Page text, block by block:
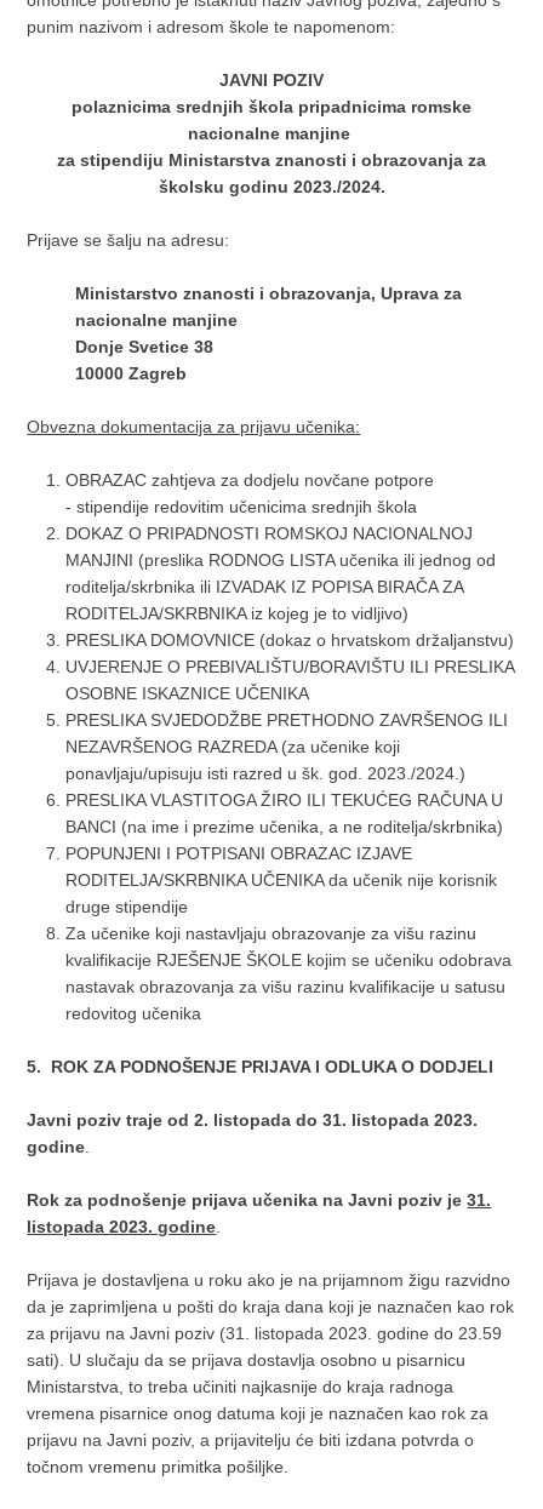
punim nazivom i adresom škole te napomenom:
JAVNI POZIV
polaznicima srednjih škola pripadnicima romske
nacionalne manjine
za stipendiju Ministarstva znanosti i obrazovanja za
školsku godinu 2023./2024.
Prijave se šalju na adresu:
Ministarstvo znanosti i obrazovanja, Uprava za
nacionalne manjine
Donje Svetice 38
10000 Zagreb
Obvezna dokumentacija za prijavu učenika:
OBRAZAC zahtjeva za dodjelu novčane potpore
- stipendije redovitim učenicima srednjih škola
DOKAZ O PRIPADNOSTI ROMSKOJ NACIONALNOJ
MANJINI (preslika RODNOG LISTA učenika ili jednog od
roditelja/skrbnika ili IZVADAK IZ POPISA BIRAČA ZA
RODITELJA/SKRBNIKA iz kojeg je to vidljivo)
PRESLIKA DOMOVNICE (dokaz o hrvatskom držaljanstvu)
UVJERENJE O PREBIVALIŠTU/BORAVIŠTU ILI PRESLIKA
OSOBNE ISKAZNICE UČENIKA
PRESLIKA SVJEDODŽBE PRETHODNO ZAVRŠENOG ILI
NEZAVRŠENOG RAZREDA (za učenike koji
ponavljaju/upisuju isti razred u šk. god. 2023./2024.)
PRESLIKA VLASTITOGA ŽIRO ILI TEKUĆEG RAČUNA U
BANCI (na ime i prezime učenika, a ne roditelja/skrbnika)
POPUNJENI I POTPISANI OBRAZAC IZJAVE
RODITELJA/SKRBNIKA UČENIKA da učenik nije korisnik
druge stipendije
Za učenike koji nastavljaju obrazovanje za višu razinu
kvalifikacije RJEŠENJE ŠKOLE kojim se učeniku odobrava
nastavak obrazovanja za višu razinu kvalifikacije u satusu
redovitog učenika
5. ROK ZA PODNOŠENJE PRIJAVA I ODLUKA O DODJELI
Javni poziv traje od 2. listopada do 31. listopada 2023.
godine
Rok za podnošenje prijava učenika na Javni poziv je31.
listopada 2023. godine
Prijava je dostavljena u roku ako je na prijamnom žigu razvidno
da je zaprimljena u pošti do kraja dana koji je naznačen kao rok
za prijavu na Javni poziv (31. listopada 2023. godine do 23.59
sati). U slučaju da se prijava dostavlja osobno u pisarnicu
Ministarstva, to treba učiniti najkasnije do kraja radnoga
vremena pisarnice onog datuma koji je naznačen kao rok za
prijavu na Javni poziv, a prijavitelju će biti izdana potvrda o
točnom vremenu primitka pošiljke.